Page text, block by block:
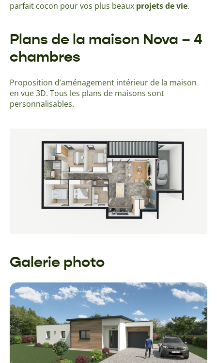
parfait cocon pour vos plus beaux projets de vie.
Plans de la maison Nova – 4
chambres
Proposition d’aménagement intérieur de la maison
en vue 3D. Tous les plans de maisons sont
personnalisables.
Galerie photo